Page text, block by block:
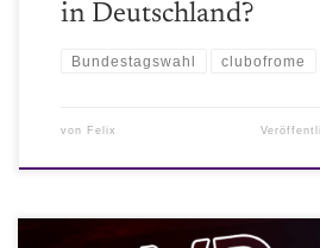
in Deutschland?
Bundestagswahl clubofrome
von Felix